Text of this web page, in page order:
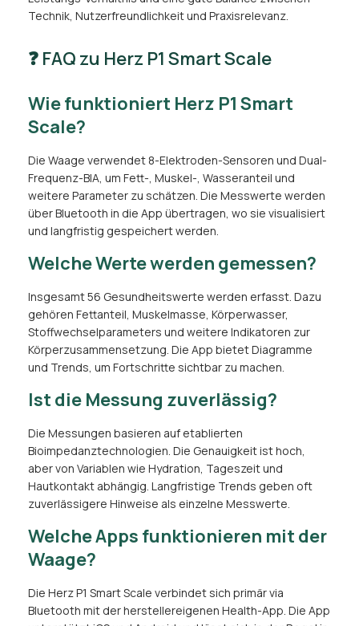
Technik, Nutzerfreundlichkeit und Praxisrelevanz.
❓ FAQ zu Herz P1 Smart Scale
Wie funktioniert Herz P1 Smart
Scale?
Die Waage verwendet 8-Elektroden-Sensoren und Dual-
Frequenz-BIA, um Fett-, Muskel-, Wasseranteil und
weitere Parameter zu schätzen. Die Messwerte werden
über Bluetooth in die App übertragen, wo sie visualisiert
und langfristig gespeichert werden.
Welche Werte werden gemessen?
Insgesamt 56 Gesundheitswerte werden erfasst. Dazu
gehören Fettanteil, Muskelmasse, Körperwasser,
Stoffwechselparameters und weitere Indikatoren zur
Körperzusammensetzung. Die App bietet Diagramme
und Trends, um Fortschritte sichtbar zu machen.
Ist die Messung zuverlässig?
Die Messungen basieren auf etablierten
Bioimpedanztechnologien. Die Genauigkeit ist hoch,
aber von Variablen wie Hydration, Tageszeit und
Hautkontakt abhängig. Langfristige Trends geben oft
zuverlässigere Hinweise als einzelne Messwerte.
Welche Apps funktionieren mit der
Waage?
Die Herz P1 Smart Scale verbindet sich primär via
Bluetooth mit der herstellereigenen Health-App. Die App